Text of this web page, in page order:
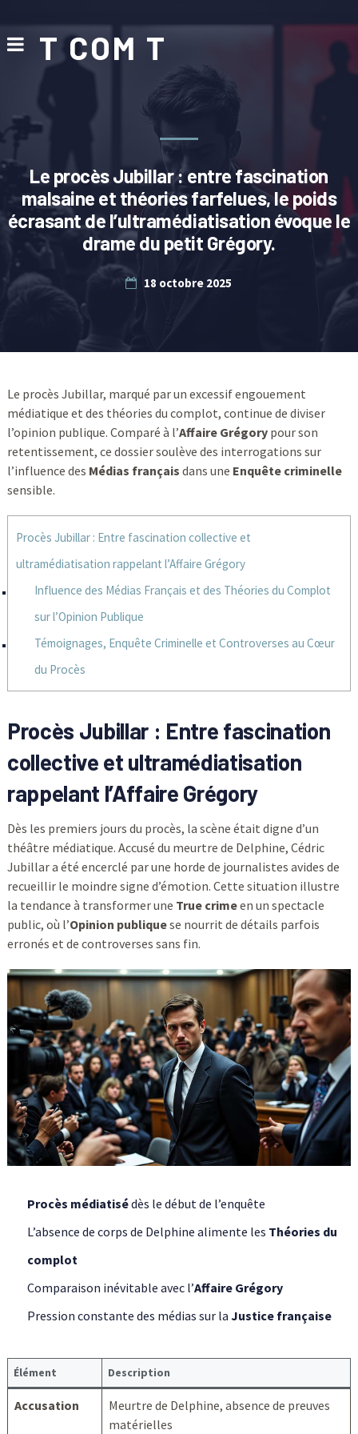
T COM T
Le procès Jubillar : entre fascination
malsaine et théories farfelues, le poids
écrasant de l’ultramédiatisation évoque le
drame du petit Grégory.
18 octobre 2025
Le procès Jubillar, marqué par un excessif engouement
médiatique et des théories du complot, continue de diviser
l’opinion publique. Comparé à l’Affaire Grégorypour son
retentissement, ce dossier soulève des interrogations sur
l’influence des Médias français dans une Enquête criminelle
sensible.
Procès Jubillar : Entre fascination collective et
ultramédiatisation rappelant l’Affaire Grégory
Influence des Médias Français et des Théories du Complot
sur l’Opinion Publique
Témoignages, Enquête Criminelle et Controverses au Cœur
du Procès
Procès Jubillar : Entre fascination
collective et ultramédiatisation
rappelant l’Affaire Grégory
Dès les premiers jours du procès, la scène était digne d’un
théâtre médiatique. Accusé du meurtre de Delphine, Cédric
Jubillar a été encerclé par une horde de journalistes avides de
recueillir le moindre signe d’émotion. Cette situation illustre
la tendance à transformer une True crimeen un spectacle
public, où l’Opinion publiquese nourrit de détails parfois
erronés et de controverses sans fin.
Procès médiatisédès le début de l’enquête
L’absence de corps de Delphine alimente les Théories du
complot
Comparaison inévitable avec l’Affaire Grégory
Pression constante des médias sur la Justice française
Élément Description
Accusation
Meurtre de Delphine, absence de preuves
matérielles